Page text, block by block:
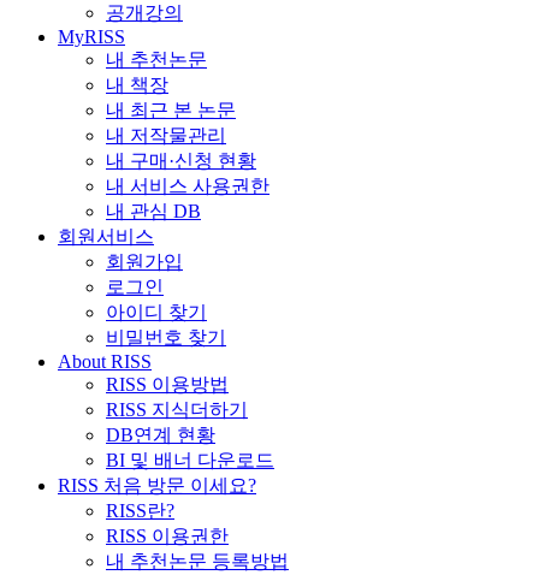
공개강의
MyRISS
내 추천논문
내 책장
내 최근 본 논문
내 저작물관리
내 구매·신청 현황
내 서비스 사용권한
내 관심 DB
회원서비스
회원가입
로그인
아이디 찾기
비밀번호 찾기
About RISS
RISS 이용방법
RISS 지식더하기
DB연계 현황
BI 및 배너 다운로드
RISS 처음 방문 이세요?
RISS란?
RISS 이용권한
내 추천논문 등록방법